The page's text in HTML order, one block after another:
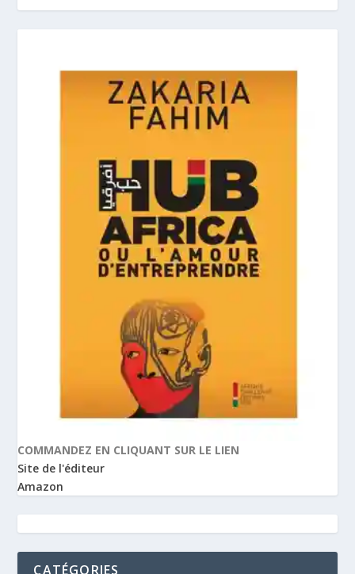
COMMANDEZ EN CLIQUANT SUR LE LIEN
Site de l'éditeur
Amazon
CATÉGORIES